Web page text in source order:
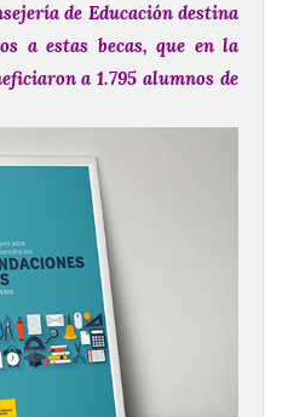
de Educación destina
a estas becas, que en la
a 1.795 alumnos de